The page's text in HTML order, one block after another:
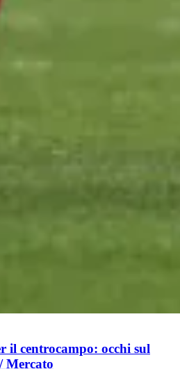
il centrocampo: occhi sul
Mercato